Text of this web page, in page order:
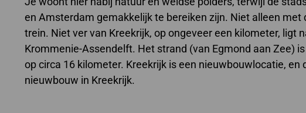
en Amsterdam gemakkelijk te bereiken zijn. Niet alleen met
trein. Niet ver van Kreekrijk, op ongeveer een kilometer, ligt
Krommenie-Assendelft. Het strand (van Egmond aan Zee)
op circa 16 kilometer. Kreekrijk is een nieuwbouwlocatie, en
nieuwbouw in Kreekrijk.